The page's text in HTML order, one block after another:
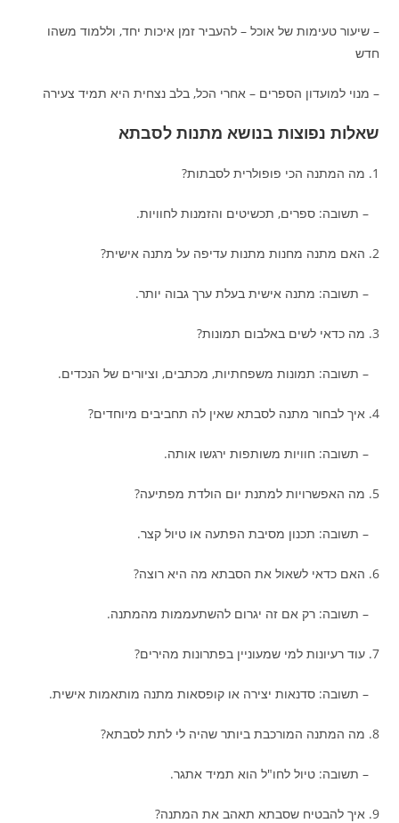
– שיעור טעימות של אוכל – להעביר זמן איכות יחד, וללמוד משהו
חדש
– מנוי למועדון הספרים – אחרי הכל, בלב נצחית היא תמיד צעירה
שאלות נפוצות בנושא מתנות לסבתא
1. מה המתנה הכי פופולרית לסבתות?
– תשובה: ספרים, תכשיטים והזמנות לחוויות.
2. האם מתנה מחנות מתנות עדיפה על מתנה אישית?
– תשובה: מתנה אישית בעלת ערך גבוה יותר.
3. מה כדאי לשים באלבום תמונות?
– תשובה: תמונות משפחתיות, מכתבים, וציורים של הנכדים.
4. איך לבחור מתנה לסבתא שאין לה תחביבים מיוחדים?
– תשובה: חוויות משותפות ירגשו אותה.
5. מה האפשרויות למתנת יום הולדת מפתיעה?
– תשובה: תכנון מסיבת הפתעה או טיול קצר.
6. האם כדאי לשאול את הסבתא מה היא רוצה?
– תשובה: רק אם זה יגרום להשתעממות מהמתנה.
7. עוד רעיונות למי שמעוניין בפתרונות מהירים?
– תשובה: סדנאות יצירה או קופסאות מתנה מותאמות אישית.
8. מה המתנה המורכבת ביותר שהיה לי לתת לסבתא?
– תשובה: טיול לחו"ל הוא תמיד אתגר.
9. איך להבטיח שסבתא תאהב את המתנה?